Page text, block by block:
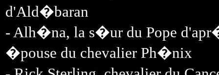
d'Ald�baran
- Alh�na, la s�ur du Pope
�pouse du chevalier Ph�nix